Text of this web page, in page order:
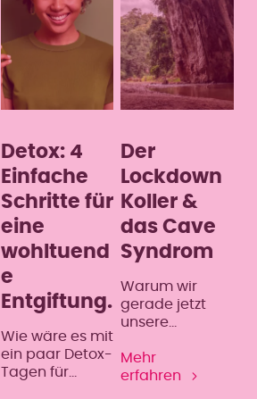
können zu
weitverbreitete
n
Ernährungsmyt
hen führen, die
das
Verständnis für
und
Ernährung
beeinträchtige
n.
Detox: 4
Einfache
Schritte für
eine
wohltuend
e
Entgiftung.
Wie wäre es mit
ein paar Detox-
Tagen für
Der
Lockdown
Koller &
das Cave
Syndrom
Warum wir
gerade jetzt
unsere
Community
brauchen.
Mehr
erfahren